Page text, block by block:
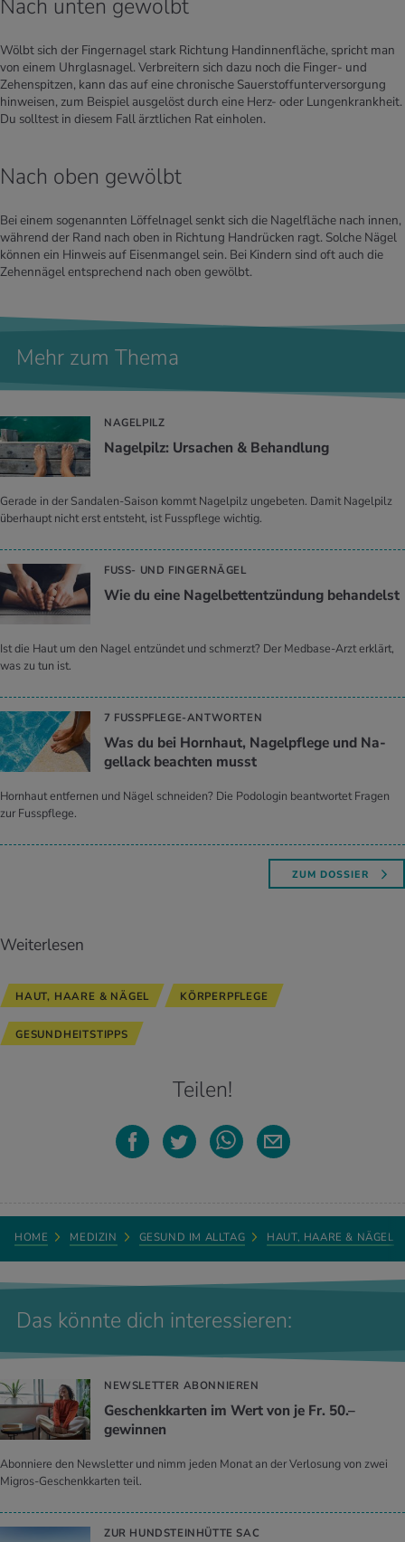
Nach unten gewölbt
Wölbt sich der Fingernagel stark Richtung Handinnenfläche, spricht man
von einem Uhrglasnagel. Verbreitern sich dazu noch die Finger- und
Zehenspitzen, kann das auf eine chronische Sauerstoffunterversorgung
hinweisen, zum Beispiel ausgelöst durch eine Herz- oder Lungenkrankheit.
Du solltest in diesem Fall ärztlichen Rat einholen.
Nach oben gewölbt
Bei einem sogenannten Löffelnagel senkt sich die Nagelfläche nach innen,
während der Rand nach oben in Richtung Handrücken ragt. Solche Nägel
können ein Hinweis auf Eisenmangel sein. Bei Kindern sind oft auch die
Zehennägel entsprechend nach oben gewölbt.
Mehr zum Thema
NAGELPILZ
Na­gel­pilz: Ur­sa­chen & Be­hand­lung
Gerade in der Sandalen-Saison kommt Nagelpilz ungebeten. Damit Nagelpilz
überhaupt nicht erst entsteht, ist Fusspflege wichtig.
FUSS- UND FINGERNÄGEL
Wie du eine Na­gel­bett­ent­zün­dung be­han­delst
Ist die Haut um den Nagel entzündet und schmerzt? Der Medbase-Arzt erklärt,
was zu tun ist.
7 FUSSPFLEGE-ANTWORTEN
Was du bei Horn­haut, Na­gel­pfle­ge und Na­
gel­lack be­ach­ten musst
Hornhaut entfernen und Nägel schneiden? Die Podologin beantwortet Fragen
zur Fusspflege.
ZUM DOSSIER
Weiterlesen
HAUT, HAARE & NÄGEL KÖRPERPFLEGE
GESUNDHEITSTIPPS
Teilen!
HOME MEDIZIN GESUND IM ALLTAG HAUT, HAARE & NÄGEL
Das könnte dich interessieren:
NEWSLETTER ABONNIEREN
Geschenkkarten im Wert von je Fr. 50.–
gewinnen
Abonniere den Newsletter und nimm jeden Monat an der Verlosung von zwei
Migros-Geschenkkarten teil.
ZUR HUNDSTEINHÜTTE SAC